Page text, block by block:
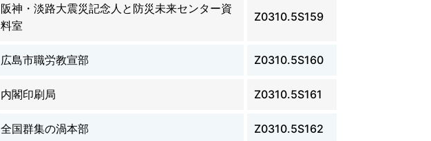
阪神・淡路大震災記念人と防災未来センター資
料室
Z0310.5S159
広島市職労教宣部 Z0310.5S160
内閣印刷局 Z0310.5S161
全国群集の渦本部 Z0310.5S162